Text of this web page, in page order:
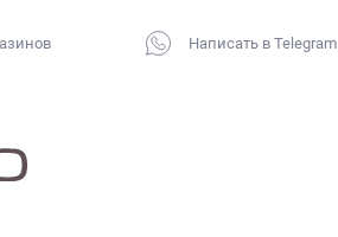
Написать в Telegram